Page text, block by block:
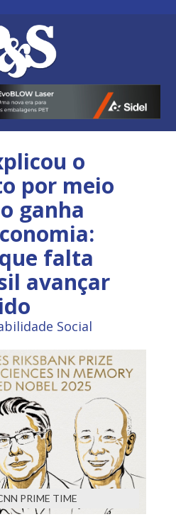
o
por meio
ganha
falta
avançar
Social
PRIME TIME